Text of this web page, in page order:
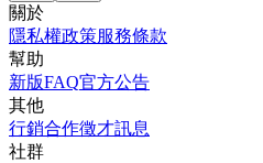
關於
隱私權政策服務條款
幫助
新版FAQ官方公告
其他
行銷合作徵才訊息
社群